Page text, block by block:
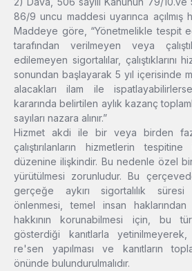
86/9 uncu maddesi uyarınca açılmış
Maddeye göre, “Yönetmelikle tespit
tarafından verilmeyen veya
edilemeyen sigortalılar, çalıştıklarını
sonundan başlayarak 5 yıl içerisinde
alacakları ilam ile
kararında belirtilen aylık kazanç
sayıları nazara alınır.”
Hizmet akdi ile bir veya birden
çalıştırılanların hizmetlerin
düzenine ilişkindir. Bu nedenle özel
yürütülmesi zorunludur. Bu
gerçeğe aykırı sigortalılık süresi
önlenmesi, temel insan
hakkının korunabilmesi için, bu
gösterdiği kanıtlarla yetinilmeyerek,
re'sen yapılması ve kanıtların
önünde bulundurulmalıdır.